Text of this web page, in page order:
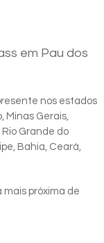
em Pau dos
nos estados
Minas Gerais,
Rio Grande do
Bahia, Ceará,
mais próxima de